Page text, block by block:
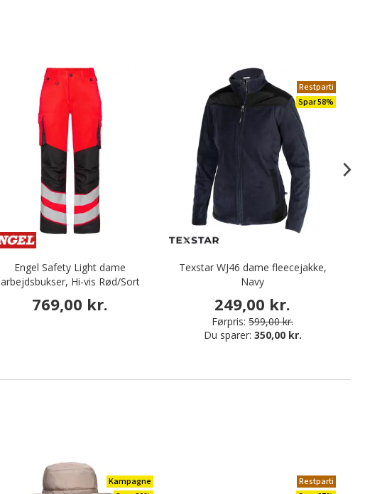
Engel Safety Light dame
arbejdsbukser, Hi-vis Rød/Sort
769,00 kr.
Restparti
Spar 58%
Texstar WJ46 dame fleecejakke,
Navy
249,00 kr.
Førpris: 599,00 kr.
Du sparer: 350,00 kr.
Kampagne
Restparti